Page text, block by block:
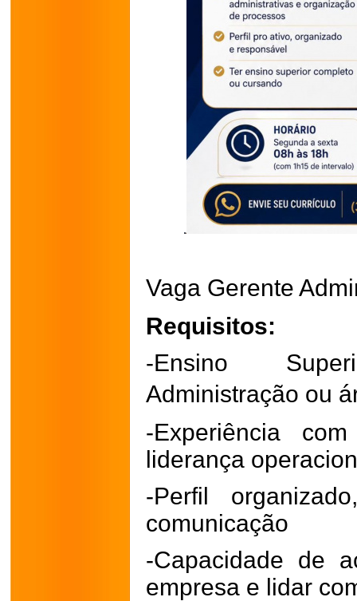
Vaga Gerente
Requisitos:
-Ensino
Administração ou
-Experiência
liderança
-Perfil
comunicação
-Capacidade de
empresa e lidar